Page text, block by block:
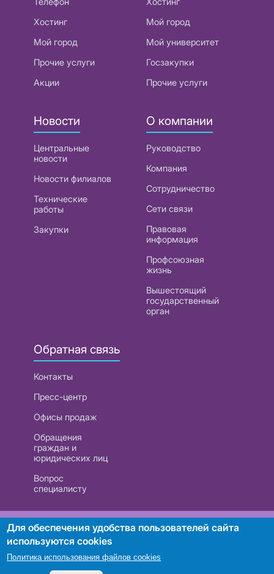
Хостинг
Мой город
Прочие услуги
Акции
Мой город
Мой университет
Госзакупки
Прочие услуги
Новости
Центральные
новости
Новости филиалов
Технические
работы
Закупки
О компании
Руководство
Компания
Сотрудничество
Сети связи
Правовая
информация
Профсоюзная
жизнь
Вышестоящий
государственный
орган
Обратная связь
Контакты
Пресс-центр
Офисы продаж
Обращения
граждан и
юридических лиц
Вопрос
специалисту
РУП «Белтелеком». УНП 101007741
Для обеспечения удобства пользователей сайта
используются cookies
Политика использования файлов cookies